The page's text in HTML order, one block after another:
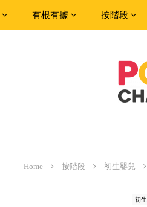
有根有據 按階段
Home 按階段 初生嬰兒
初